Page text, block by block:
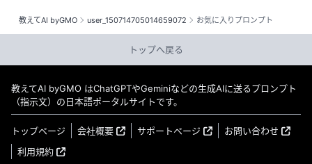
教えてAI byGMO user_150714705014659072 お気に入りプロンプト
トップへ戻る
教えてAI byGMO はChatGPTやGeminiなどの生成AIに送るプロンプト
（指示文）の日本語ポータルサイトです。
トップページ 会社概要 サポートページ
お問い合わせ
利用規約